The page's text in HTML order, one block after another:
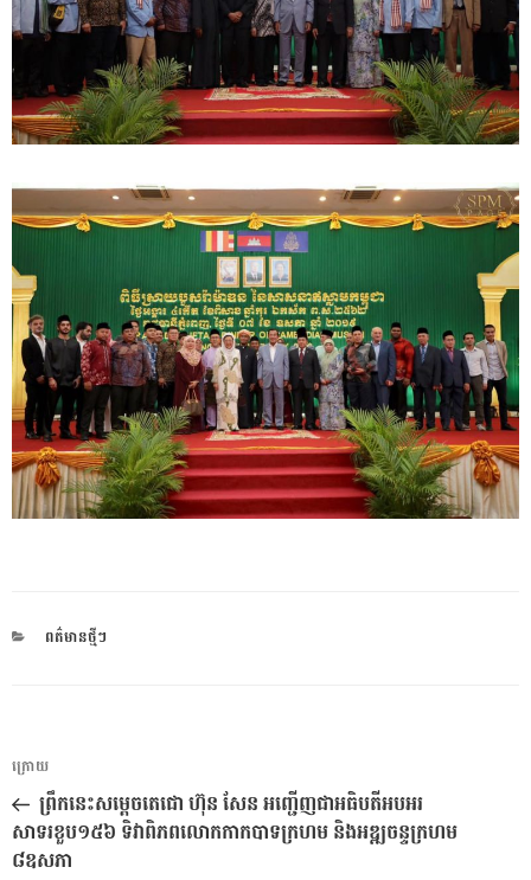
CATEGORIES
ពត៌មានថ្មីៗ
ការ​
នាំទិស​
ប្រកាស
អត្ថបទ
មុន
ក្រោយ
ព្រឹកនេះសម្ដេចតេជោ ហ៊ុន សែន អញ្ជើញជាអធិបតីអបអរ
សាទរខួប១៥៦ ទិវាពិភពលោកកាកបាទក្រហម និងអឌ្ឍចន្ទក្រហម
៨ឧសភា